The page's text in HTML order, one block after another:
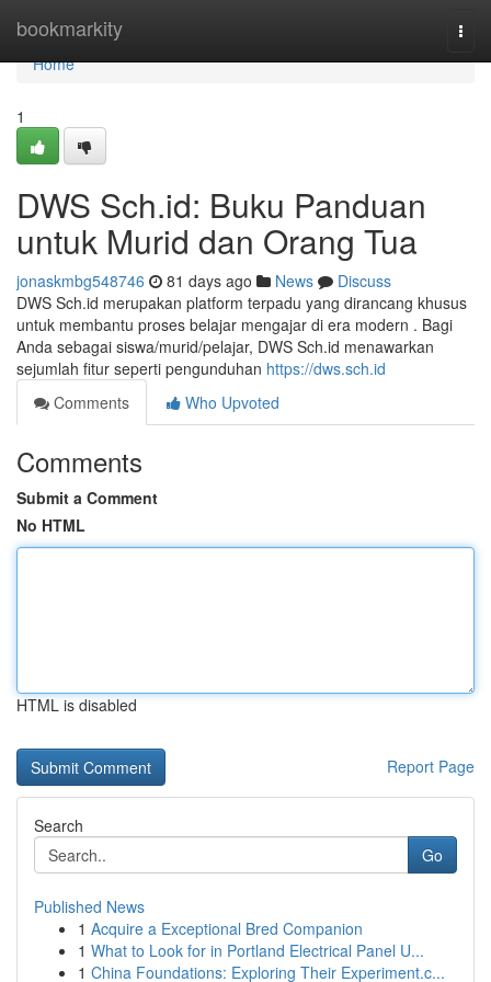
bookmarkity
Home
Home
1
DWS Sch.id: Buku Panduan
untuk Murid dan Orang Tua
jonaskmbg548746 81 days ago News
Discuss
DWS Sch.id merupakan platform terpadu yang dirancang khusus
untuk membantu proses belajar mengajar di era modern . Bagi
Anda sebagai siswa/murid/pelajar, DWS Sch.id menawarkan
sejumlah fitur seperti pengunduhan https://dws.sch.id
Comments
Who Upvoted
Comments
Submit a Comment
No HTML
HTML is disabled
Report Page
Search
Go
Published News
1 Acquire a Exceptional Bred Companion
1 What to Look for in Portland Electrical Panel U...
1 China Foundations: Exploring Their Experiment.c...